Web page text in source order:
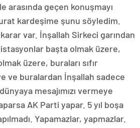
arasında geçen konuşmayı
kardeşime şunu söyledim.
var. İnşallah Sirkeci garından
başta olmak üzere,
üzere, buraları sıfır
ve buralardan İnşallah sadece
mesajımızı vermeye
AK Parti yapar. 5 yıl boşa
Yapamazlar, yapmazlar.